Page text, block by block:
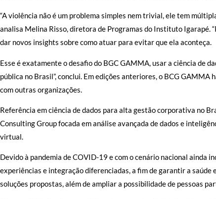
“A violência não é um problema simples nem trivial, ele tem
analisa Melina Risso, diretora de Programas do Instituto Igarapé.
dar novos insights sobre como atuar para evitar que ela aconteça.
Esse é exatamente o desafio do BGC GAMMA, usar a ciência de
pública no Brasil”, conclui. Em edições anteriores, o BCG
com outras organizações.
Referência em ciência de dados para alta gestão corporativa no
Consulting Group focada em análise avançada de dados e
virtual.
Devido à pandemia de COVID-19 e com o cenário nacional ainda
experiências e integração diferenciadas, a fim de garantir a
soluções propostas, além de ampliar a possibilidade de pessoas